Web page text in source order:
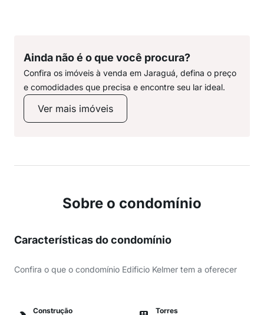
Ainda não é o que você procura?
Confira os imóveis à venda em Jaraguá, defina o preço
e comodidades que precisa e encontre seu lar ideal.
Ver mais imóveis
Sobre o condomínio
Características do condomínio
Confira o que o condomínio Edificio Kelmer tem a oferecer
Construção
Torres